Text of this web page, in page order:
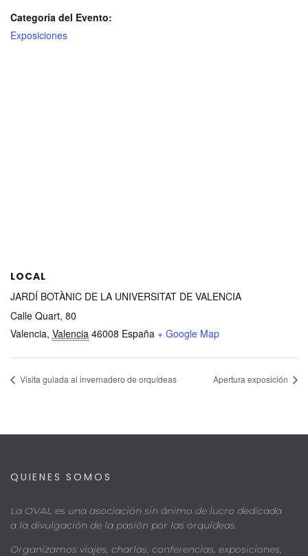
Categoría del Evento:
Exposiciones
LOCAL
JARDÍ BOTÀNIC DE LA UNIVERSITAT DE VALENCIA
Calle Quart, 80
Valencia, Valencia 46008 España + Google Map
Visita guiada al invernadero de orquídeas Apertura exposición
QUIENES SOMOS
La OVAL es una asociación sin ánimo de lucro dedicada
a la divulgación de la pasión por las orquídeas.
Organizamos viajes, charlas, conferencias, exposiciones,